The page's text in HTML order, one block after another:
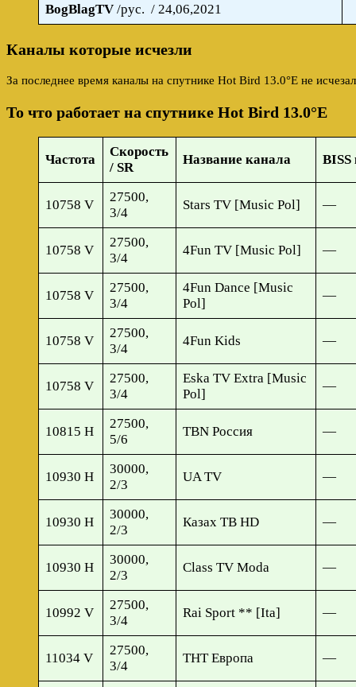
BogBlagTV /рус. / 24,06,2021
Каналы которые исчезли
За последнее время каналы на спутнике Hot Bird 13.0°E не
То что работает на спутнике Hot Bird 13.0°E
Частота
Скорость
/ SR
Название канала
10758 V
27500,
3/4
Stars TV [Music Pol] —
10758 V
27500,
3/4
4Fun TV [Music Pol] —
10758 V
27500,
3/4
4Fun Dance [Music
Pol]
—
10758 V
27500,
3/4
4Fun Kids —
10758 V
27500,
3/4
Eska TV Extra [Music
Pol]
—
10815 H
27500,
5/6
TBN Россия —
10930 H
30000,
2/3
UA TV —
10930 H
30000,
2/3
Казах ТВ HD —
10930 H
30000,
2/3
Class TV Moda —
10992 V
27500,
3/4
Rai Sport ** [Ita] —
11034 V
27500,
3/4
ТНТ Европа —